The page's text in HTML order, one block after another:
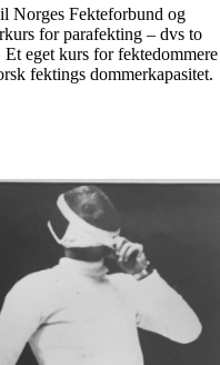
Norges Fekteforbund og
for parafekting – dvs to
eget kurs for fektedommere
fektings dommerkapasitet.